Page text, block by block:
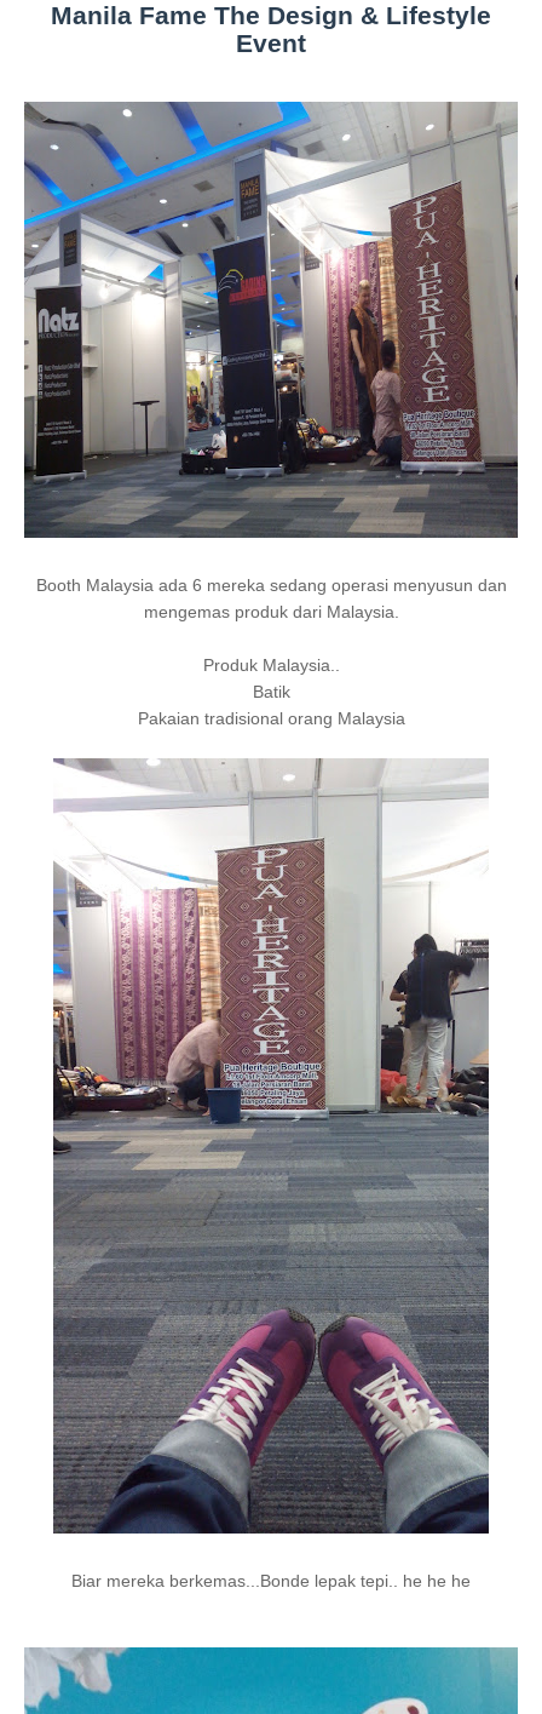
Manila Fame The Design & Lifestyle
Event
Booth Malaysia ada 6 mereka sedang operasi menyusun dan
mengemas produk dari Malaysia.
Produk Malaysia..
Batik
Pakaian tradisional orang Malaysia
Biar mereka berkemas...Bonde lepak tepi.. he he he